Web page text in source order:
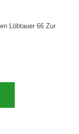
Löbtauer 66 Zur